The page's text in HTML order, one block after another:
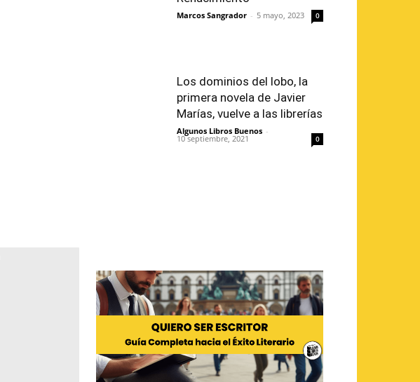
Marcos Sangrador - 5 mayo, 2023 0
Los dominios del lobo, la
primera novela de Javier
Marías, vuelve a las librerías
Algunos Libros Buenos -
10 septiembre, 2021 0